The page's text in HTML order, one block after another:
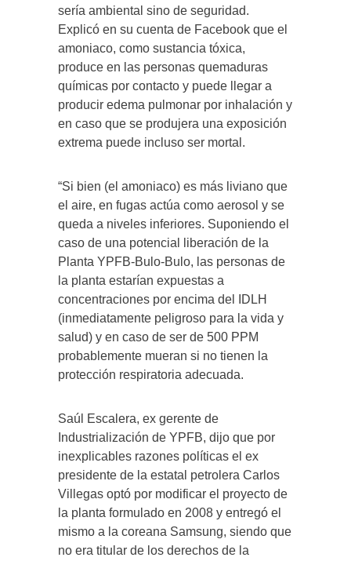
sería ambiental sino de seguridad.
Explicó en su cuenta de Facebook que el
amoniaco, como sustancia tóxica,
produce en las personas quemaduras
químicas por contacto y puede llegar a
producir edema pulmonar por inhalación y
en caso que se produjera una exposición
extrema puede incluso ser mortal.
“Si bien (el amoniaco) es más liviano que
el aire, en fugas actúa como aerosol y se
queda a niveles inferiores. Suponiendo el
caso de una potencial liberación de la
Planta YPFB-Bulo-Bulo, las personas de
la planta estarían expuestas a
concentraciones por encima del IDLH
(inmediatamente peligroso para la vida y
salud) y en caso de ser de 500 PPM
probablemente mueran si no tienen la
protección respiratoria adecuada.
Saúl Escalera, ex gerente de
Industrialización de YPFB, dijo que por
inexplicables razones políticas el ex
presidente de la estatal petrolera Carlos
Villegas optó por modificar el proyecto de
la planta formulado en 2008 y entregó el
mismo a la coreana Samsung, siendo que
no era titular de los derechos de la